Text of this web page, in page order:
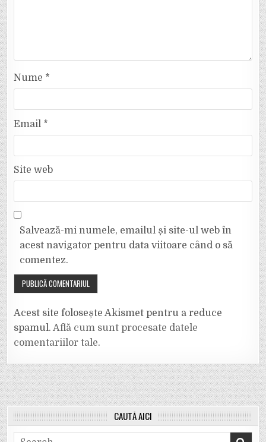
Nume *
Email *
Site web
Salvează-mi numele, emailul și site-ul web în
acest navigator pentru data viitoare când o să
comentez.
Acest site folosește Akismet pentru a reduce
spamul.Află cum sunt procesate datele
comentariilor tale.
CAUTĂ AICI
Search